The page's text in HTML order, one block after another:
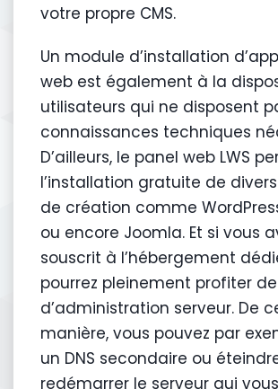
votre propre CMS.
Un module d’installation
web est également à la
utilisateurs qui ne disposent
connaissances techniques
D’ailleurs, le panel web LWS
l’installation gratuite de
de création comme
ou encore Joomla. Et si vous
souscrit à l’hébergement
pourrez pleinement profiter
d’administration serveur. De
manière, vous pouvez par
un DNS secondaire ou
redémarrer le serveur qui